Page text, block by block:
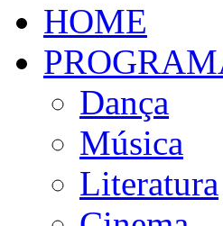
HOME
Dança
Música
Literatura